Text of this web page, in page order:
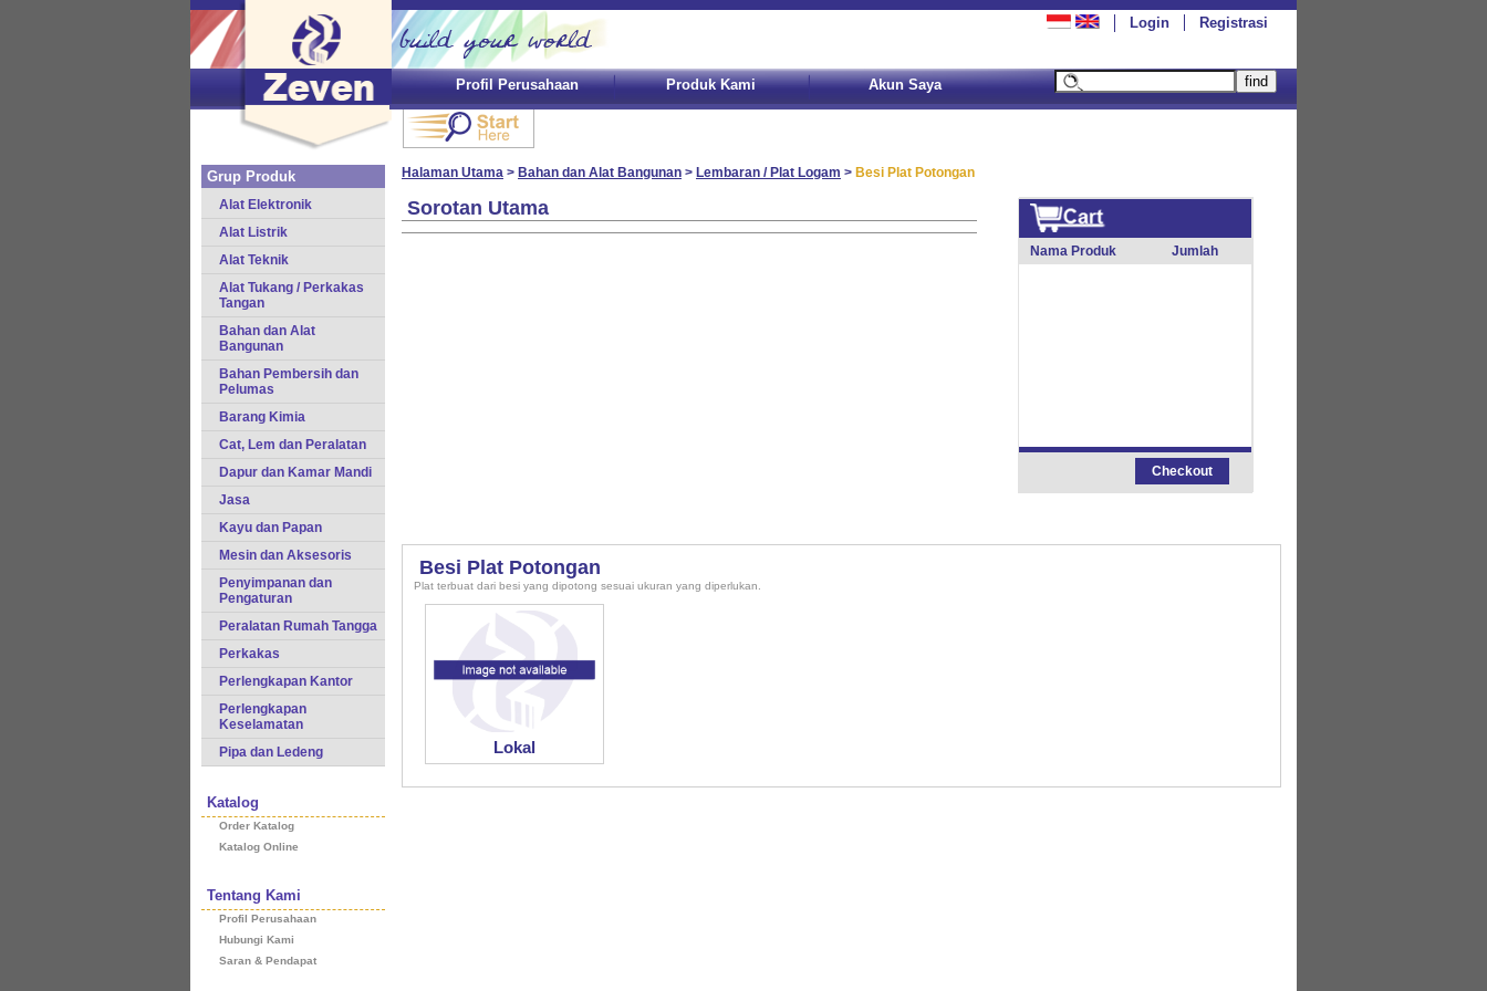
Login Registrasi
Profil Perusahaan Produk Kami Akun Saya
Grup Produk
Alat Elektronik
Alat Listrik
Alat Teknik
Alat Tukang / Perkakas
Tangan
Bahan dan Alat
Bangunan
Bahan Pembersih dan
Pelumas
Barang Kimia
Cat, Lem dan Peralatan
Dapur dan Kamar Mandi
Jasa
Kayu dan Papan
Mesin dan Aksesoris
Penyimpanan dan
Pengaturan
Peralatan Rumah Tangga
Perkakas
Perlengkapan Kantor
Perlengkapan
Keselamatan
Pipa dan Ledeng
Katalog
Order Katalog
Katalog Online
Tentang Kami
Profil Perusahaan
Hubungi Kami
Saran & Pendapat
Halaman Utama > Bahan dan Alat Bangunan > Lembaran / Plat Logam > Besi Plat Potongan
Sorotan Utama
Nama Produk Jumlah
Checkout
Besi Plat Potongan
Plat terbuat dari besi yang dipotong sesuai ukuran yang diperlukan.
Lokal